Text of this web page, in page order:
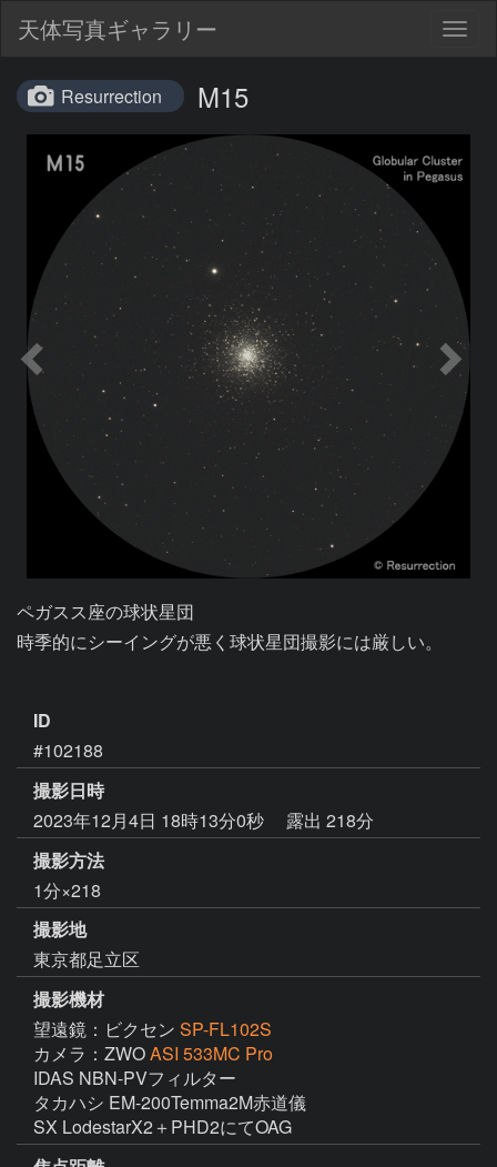
天体写真ギャラリー
Resurrection M15
ペガスス座の球状星団
時季的にシーイングが悪く球状星団撮影には厳しい。
ID
#102188
撮影日時
2023年12月4日 18時13分0秒
露出 218分
撮影方法
1分×218
撮影地
東京都足立区
撮影機材
望遠鏡：ビクセン SP-FL102S
カメラ：ZWOASI 533MC Pro
IDAS NBN-PVフィルター
タカハシ EM-200Temma2M赤道儀
SX LodestarX2＋PHD2にてOAG